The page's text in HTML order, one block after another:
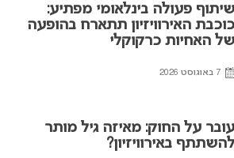
שיתוף פעולה בינלאומי מפתיע:
כוכבת האירוויזיון תתארח בהופעה
של האחיות כרקוקלי
7 באוגוסט 2026
עובר על החוק: מאיזה גיל מותר
להשתתף באירוויזיון?